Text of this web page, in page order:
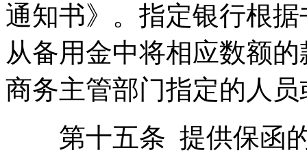
通知书》。指定银行根
从备用金中将相应数额
商务主管部门指定的人
第十五条 提供保函的